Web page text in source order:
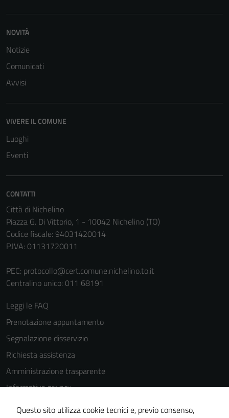
NOVITÀ
Notizie
Comunicati
Avvisi
VIVERE IL COMUNE
Luoghi
Eventi
CONTATTI
Città di Nichelino
Piazza G. Di Vittorio, 1 - 10042 Nichelino (TO)
Codice fiscale: 94031420014
P.IVA: 01131720011
PEC: protocollo@cert.comune.nichelino.to.it
Centralino unico: 011 68191
Leggi le FAQ
Prenotazione appuntamento
Segnalazione disservizio
Richiesta assistenza
Amministrazione trasparente
Informativa privacy
Questo sito utilizza cookie tecnici e, previo consenso,
Questi cookie
del sito e non
Questi cookie